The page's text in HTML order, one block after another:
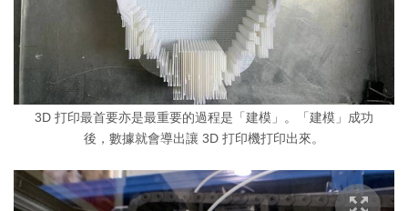
3D 打印最首要亦是最重要的過程是「建模」。「建模」成功
後，數據就會導出讓 3D 打印機打印出來。